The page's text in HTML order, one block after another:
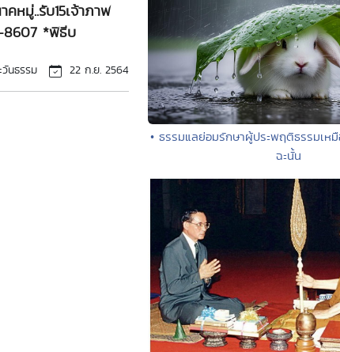
หมู่..รับ15เจ้าภาพ
8607 *พิธีบ
วันธรรม 22 ก.ย. 2564
• ธรรมแลย่อมรักษาผู้ประพฤติธรรมเห
ฉะนั้น